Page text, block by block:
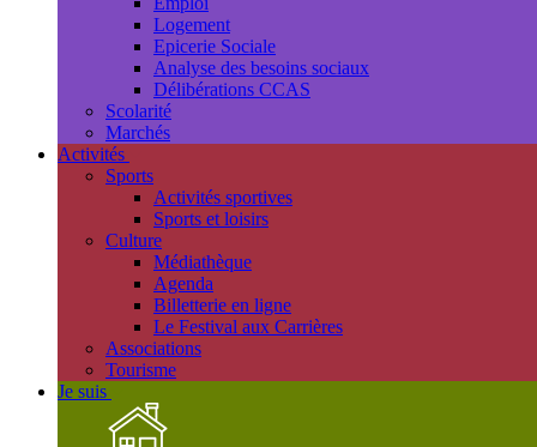
Logement
Epicerie Sociale
Analyse des besoins sociaux
Délibérations CCAS
Scolarité
Marchés
Activités
Sports
Activités sportives
Sports et loisirs
Culture
Médiathèque
Agenda
Billetterie en ligne
Le Festival aux Carrières
Associations
Tourisme
Je suis